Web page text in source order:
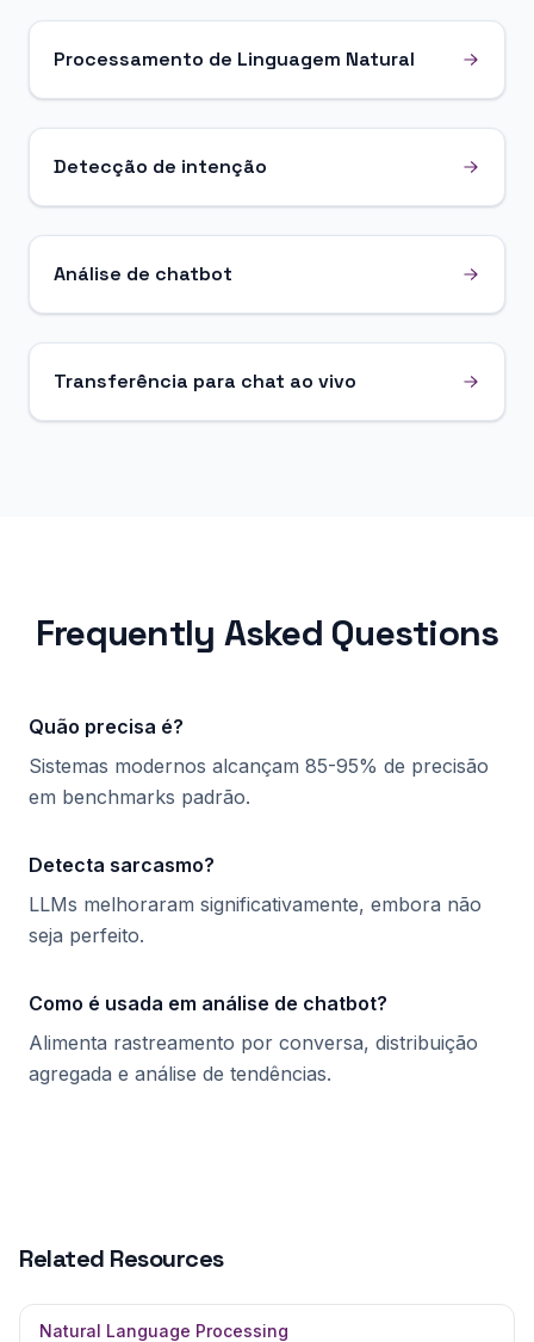
Processamento de Linguagem Natural
Detecção de intenção
Análise de chatbot
Transferência para chat ao vivo
Frequently Asked Questions
Quão precisa é?
Sistemas modernos alcançam 85-95% de precisão
em benchmarks padrão.
Detecta sarcasmo?
LLMs melhoraram significativamente, embora não
seja perfeito.
Como é usada em análise de chatbot?
Alimenta rastreamento por conversa, distribuição
agregada e análise de tendências.
Related Resources
Natural Language Processing